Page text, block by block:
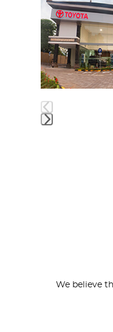
and
right
arrow
keys
to
the
Bali
We believe